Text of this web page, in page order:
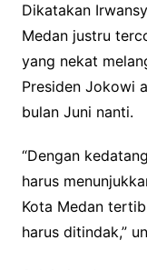
Dikatakan
Medan justru
yang nekat
Presiden Jokowi
bulan Juni nanti.
“Dengan
harus
Kota Medan
harus ditindak,”